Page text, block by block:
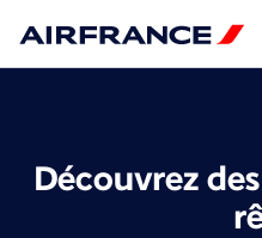
Découvrez